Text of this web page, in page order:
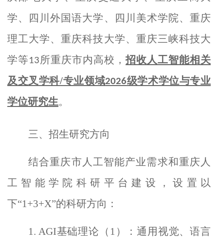
学、四川外国语大学、四川美术学院、重庆
理工大学、重庆科技大学、重庆三峡科技大
学等13所重庆市内高校， 招收人工智能相关
及交叉学科/专业领域2026级学术学位与专业
学位研究生。
三、招生研究方向
结合重庆市人工智能产业需求和重庆人
工智能学院科研平台建设，设置以
下“1+3+X”的科研方向：
1. AGI基础理论 （ 1 ）：通用视觉、语言